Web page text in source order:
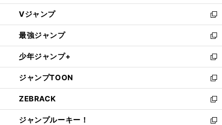
ウ
ィ
ン
ド
ウ
で
開
く
し
い
ウ
ィ
ン
ド
ウ
で
開
く
Vジャンプ
新
し
い
ウ
ィ
ン
ド
ウ
で
開
く
最強ジャンプ
新
し
い
ウ
ィ
ン
ド
ウ
で
少年ジャンプ+
新
し
い
ウ
ィ
ン
ド
ジャンプTOON
新
し
い
ウ
ィ
ZEBRACK
新
し
い
ジャンプルーキー！
新